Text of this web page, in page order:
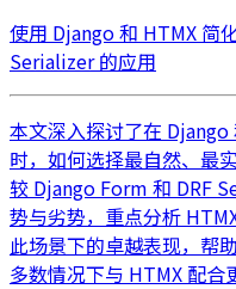
使用 Django 和 HTMX 简
Serializer 的应用
本文深入探讨了在
时，如何选择最自然、最
较 Django Form 和 DRF
势与劣势，重点分析
此场景下的卓越表现，帮
多数情况下与 HTMX 配合